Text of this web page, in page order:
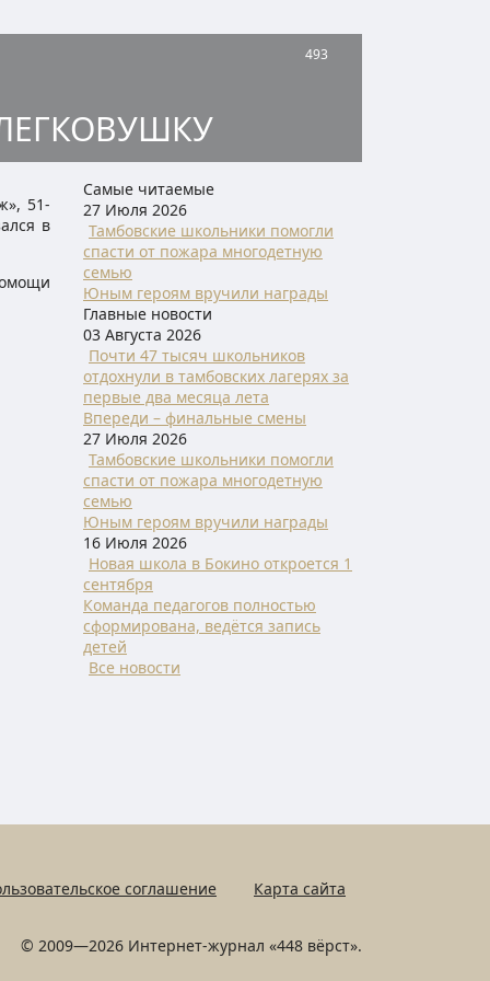
493
51-
в
Самые читаемые
27 Июля 2026
Тамбовские школьники помогли
спасти от пожара многодетную
семью
Юным героям вручили награды
Главные новости
03 Августа 2026
Почти 47 тысяч школьников
отдохнули в тамбовских лагерях за
первые два месяца лета
Впереди – финальные смены
27 Июля 2026
Тамбовские школьники помогли
спасти от пожара многодетную
семью
Юным героям вручили награды
16 Июля 2026
Новая школа в Бокино откроется 1
сентября
Команда педагогов полностью
сформирована, ведётся запись
детей
Все новости
соглашение Карта сайта
© 2009—2026 Интернет-журнал «448 вёрст».